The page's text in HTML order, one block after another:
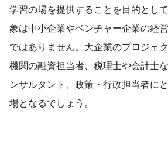
学習の場を提供することを目的とし
象は中小企業やベンチャー企業の経
ではありません。大企業のプロジェ
機関の融資担当者、税理士や会計士
ンサルタント、政策・行政担当者に
場となるでしょう。